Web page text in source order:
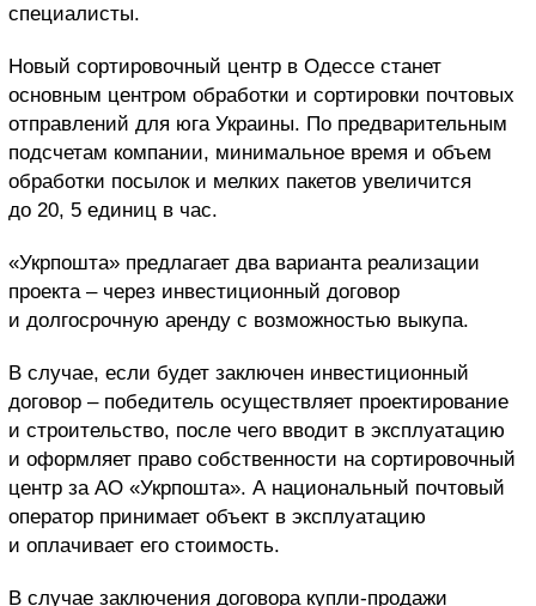
специалисты.
Новый сортировочный центр в Одессе станет
основным центром обработки и сортировки почтовых
отправлений для юга Украины. По предварительным
подсчетам компании, минимальное время и объем
обработки посылок и мелких пакетов увеличится
до 20, 5 единиц в час.
«Укрпошта» предлагает два варианта реализации
проекта – через инвестиционный договор
и долгосрочную аренду с возможностью выкупа.
В случае, если будет заключен инвестиционный
договор – победитель осуществляет проектирование
и строительство, после чего вводит в эксплуатацию
и оформляет право собственности на сортировочный
центр за АО «Укрпошта». А национальный почтовый
оператор принимает объект в эксплуатацию
и оплачивает его стоимость.
В случае заключения договора купли-продажи